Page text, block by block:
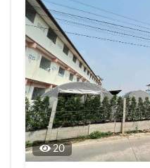
20